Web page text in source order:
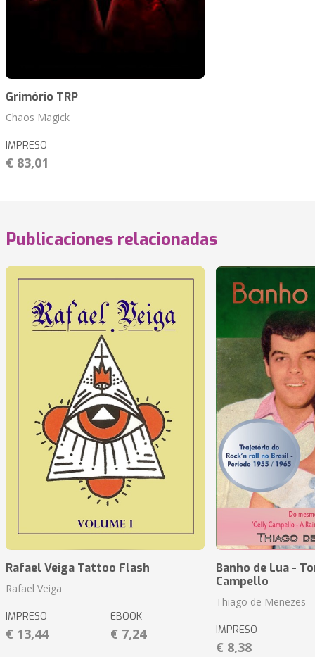
Grimório TRP
Chaos Magick
IMPRESO
€ 83,01
Publicaciones relacionadas
Rafael Veiga Tattoo Flash
Rafael Veiga
IMPRESO
€ 13,44
EBOOK
€ 7,24
Banho de Lua -
Campello
Thiago de Menezes
IMPRESO
€ 8,38